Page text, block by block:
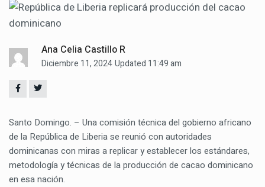
Ana Celia Castillo R
Diciembre 11, 2024Updated 11:49 am
Santo Domingo. – Una comisión técnica del gobierno africano
de la República de Liberia se reunió con autoridades
dominicanas con miras a replicar y establecer los estándares,
metodología y técnicas de la producción de cacao dominicano
en esa nación.